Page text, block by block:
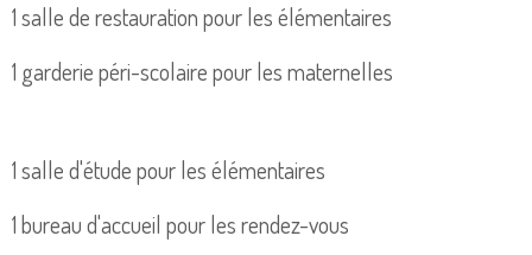
1 salle de restauration pour les élémentaires
1 garderie péri-scolaire pour les maternelles
1 salle d'étude pour les élémentaires
1 bureau d'accueil pour les rendez-vous